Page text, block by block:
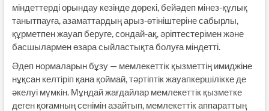
міндеттерді орындау кезінде дөрекі, бейәдеп мінез-құлық
танытпауға, азаматтардың арыз-өтініштеріне сабырлы,
құрметпен жауап беруге, сондай-ақ, әріптестерімен және
басшылармен өзара сыйластықта болуға міндетті.
Әдеп нормаларын бұзу — мемлекеттік қызметтің имиджіне
нұқсан келтіріп қана қоймай, тәртіптік жауапкершілікке де
әкелуі мүмкін. Мұндай жағдайлар мемлекеттік қызметке
деген қоғамның сенімін азайтып, мемлекеттік аппараттың